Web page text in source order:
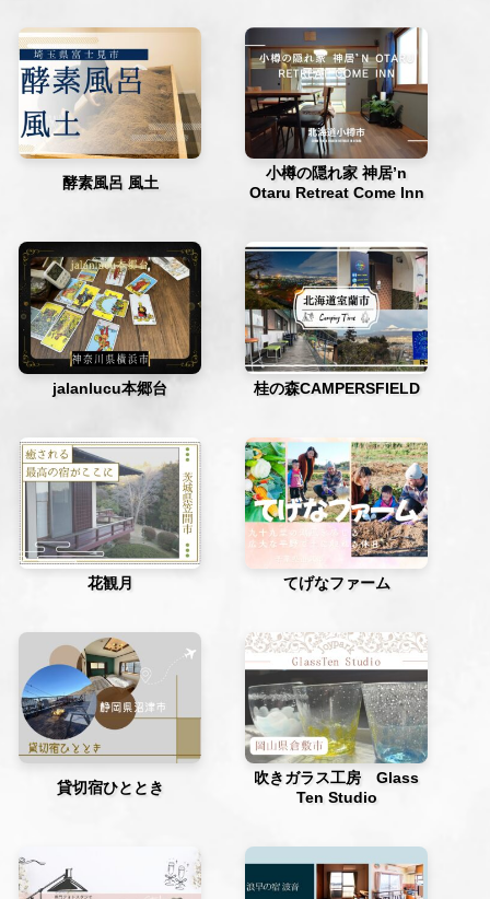
酵素風呂 風土
小樽の隠れ家 神居’n
Otaru Retreat Come Inn
jalanlucu本郷台 桂の森CAMPERSFIELD
花観月 てげなファーム
貸切宿ひととき
吹きガラス工房 Glass
Ten Studio